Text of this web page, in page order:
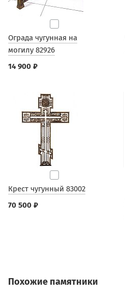
Ограда чугунная на
могилу 82926
14 900 ₽
Крест чугунный 83002
70 500 ₽
Похожие памятники